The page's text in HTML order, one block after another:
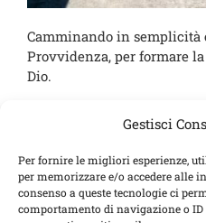
Gestisci
Per fornire le migliori esperienze,
per memorizzare e/o accedere alle
consenso a queste tecnologie ci
comportamento di navigazione o
Camminando in semplicità
Provvidenza, per formare
Dio.
Leggi tutto